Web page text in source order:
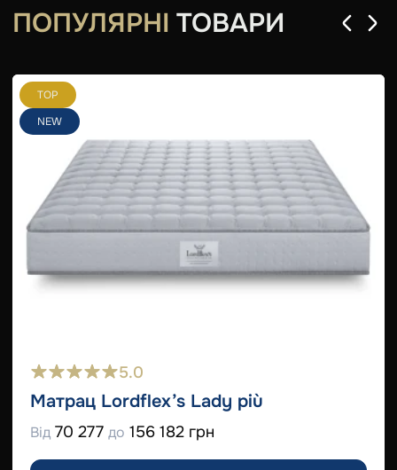
ПОПУЛЯРНІ ТОВАРИ
TOP
NEW
5.0
Матрац Lordflex’s Lady più
Від 70 277 до 156 182 грн